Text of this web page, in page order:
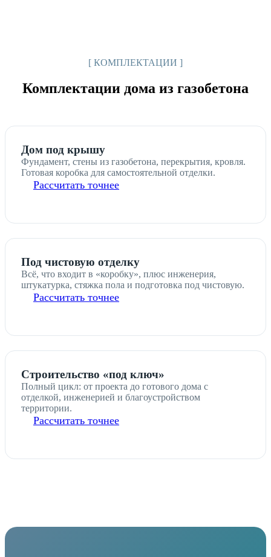
[ КОМПЛЕКТАЦИИ ]
Комплектации дома из газобетона
Дом под крышу
Фундамент, стены из газобетона, перекрытия, кровля.
Готовая коробка для самостоятельной отделки.
Рассчитать точнее
Под чистовую отделку
Всё, что входит в «коробку», плюс инженерия,
штукатурка, стяжка пола и подготовка под чистовую.
Рассчитать точнее
Строительство «под ключ»
Полный цикл: от проекта до готового дома с
отделкой, инженерией и благоустройством
территории.
Рассчитать точнее